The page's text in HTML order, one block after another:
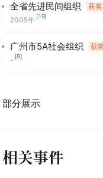
全省先进民间组织
获奖
2005年 [19]
广州市5A社会组织
获
- [9]
部分展示
相关事件